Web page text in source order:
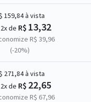
159,84à vista
de R$ 13,32
R$ 39,96
(-20%)
271,84à vista
de R$ 22,65
R$ 67,96